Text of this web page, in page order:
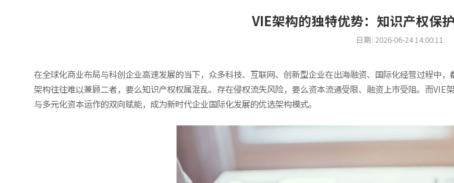
VIE架构的独特优势：知识产权保
日期: 2026-06-24 14:00:11
在全球化商业布局与科创企业高速发展的当下，众多科技、互联网、创新型企业在出海融资、国际化经营过程中
架构往往难以兼顾二者，要么知识产权权属混乱、存在侵权流失风险，要么资本流通受限、融资上市受阻。而
与多元化资本运作的双向赋能，成为新时代企业国际化发展的优选架构模式。